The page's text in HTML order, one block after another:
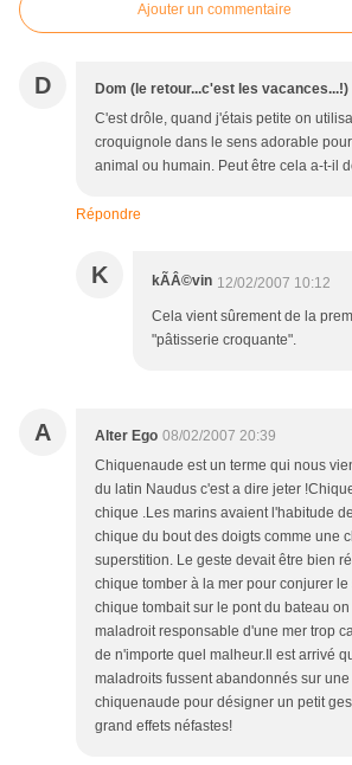
Ajouter un commentaire
D Dom (le retour...c'est les vacances...!)
C'est drôle, quand j'étais petite on
croquignole dans le sens adorable
animal ou humain. Peut être cela a-t-il
Répondre
K kÃÂ©vin 12/02/2007 10:12
Cela vient sûrement de la
"pâtisserie croquante".
A Alter Ego 08/02/2007 20:39
Chiquenaude est un terme qui nous
du latin Naudus c'est a dire jeter
chique .Les marins avaient l'habitude
chique du bout des doigts comme une
superstition. Le geste devait être bien
chique tomber à la mer pour conjurer le
chique tombait sur le pont du bateau
maladroit responsable d'une mer trop
de n'importe quel malheur.Il est arrivé
maladroits fussent abandonnés sur
chiquenaude pour désigner un petit
grand effets néfastes!